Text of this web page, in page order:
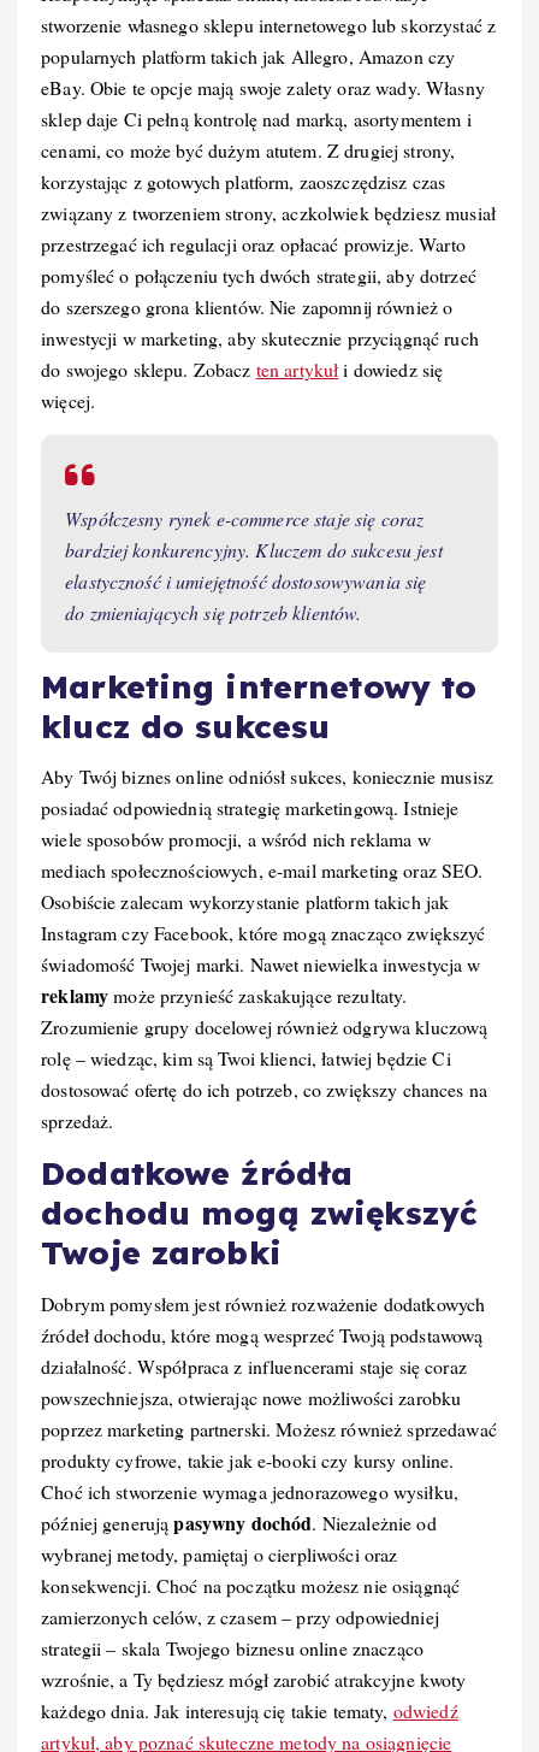
stworzenie własnego sklepu internetowego lub skorzystać z
popularnych platform takich jak Allegro, Amazon czy
eBay. Obie te opcje mają swoje zalety oraz wady. Własny
sklep daje Ci pełną kontrolę nad marką, asortymentem i
cenami, co może być dużym atutem. Z drugiej strony,
korzystając z gotowych platform, zaoszczędzisz czas
związany z tworzeniem strony, aczkolwiek będziesz musiał
przestrzegać ich regulacji oraz opłacać prowizje. Warto
pomyśleć o połączeniu tych dwóch strategii, aby dotrzeć
do szerszego grona klientów. Nie zapomnij również o
inwestycji w marketing, aby skutecznie przyciągnąć ruch
do swojego sklepu. Zobacz ten artykułi dowiedz się
więcej.
Współczesny rynek e-commerce staje się coraz
bardziej konkurencyjny. Kluczem do sukcesu jest
elastyczność i umiejętność dostosowywania się
do zmieniających się potrzeb klientów.
Marketing internetowy to
klucz do sukcesu
Aby Twój biznes online odniósł sukces, koniecznie musisz
posiadać odpowiednią strategię marketingową. Istnieje
wiele sposobów promocji, a wśród nich reklama w
mediach społecznościowych, e-mail marketing oraz SEO.
Osobiście zalecam wykorzystanie platform takich jak
Instagram czy Facebook, które mogą znacząco zwiększyć
świadomość Twojej marki. Nawet niewielka inwestycja w
reklamymoże przynieść zaskakujące rezultaty.
Zrozumienie grupy docelowej również odgrywa kluczową
rolę – wiedząc, kim są Twoi klienci, łatwiej będzie Ci
dostosować ofertę do ich potrzeb, co zwiększy chances na
sprzedaż.
Dodatkowe źródła
dochodu mogą zwiększyć
Twoje zarobki
Dobrym pomysłem jest również rozważenie dodatkowych
źródeł dochodu, które mogą wesprzeć Twoją podstawową
działalność. Współpraca z influencerami staje się coraz
powszechniejsza, otwierając nowe możliwości zarobku
poprzez marketing partnerski. Możesz również sprzedawać
produkty cyfrowe, takie jak e-booki czy kursy online.
Choć ich stworzenie wymaga jednorazowego wysiłku,
później generująpasywny dochód. Niezależnie od
wybranej metody, pamiętaj o cierpliwości oraz
konsekwencji. Choć na początku możesz nie osiągnąć
zamierzonych celów, z czasem – przy odpowiedniej
strategii – skala Twojego biznesu online znacząco
wzrośnie, a Ty będziesz mógł zarobić atrakcyjne kwoty
każdego dnia. Jak interesują cię takie tematy, odwiedź
artykuł, aby poznać skuteczne metody na osiągnięcie